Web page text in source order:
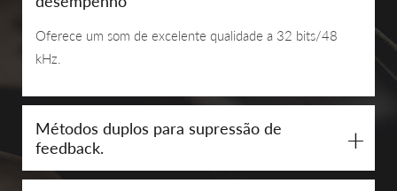
Oferece um som de excelente qualidade a 32 bits/48
kHz.
Métodos duplos para supressão de
feedback.
+